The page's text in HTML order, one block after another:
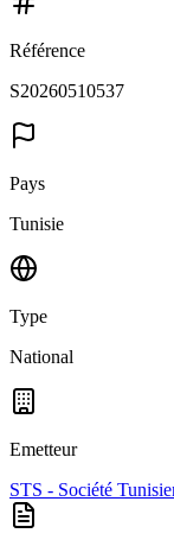
Référence
S20260510537
Pays
Tunisie
Type
National
Emetteur
STS - Société